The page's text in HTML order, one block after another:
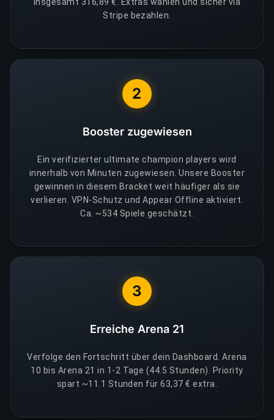
Stripe bezahlen.
2
Booster zugewiesen
Ein verifizierter ultimate champion players wird
innerhalb von Minuten zugewiesen. Unsere Booster
gewinnen in diesem Bracket weit häufiger als sie
verlieren. VPN-Schutz und Appear Offline aktiviert.
Ca. ~534 Spiele geschätzt.
3
Erreiche Arena 21
Verfolge den Fortschritt über dein Dashboard. Arena
10 bis Arena 21 in 1-2 Tage (44.5 Stunden). Priority
spart ~11.1 Stunden für 63,37 € extra.